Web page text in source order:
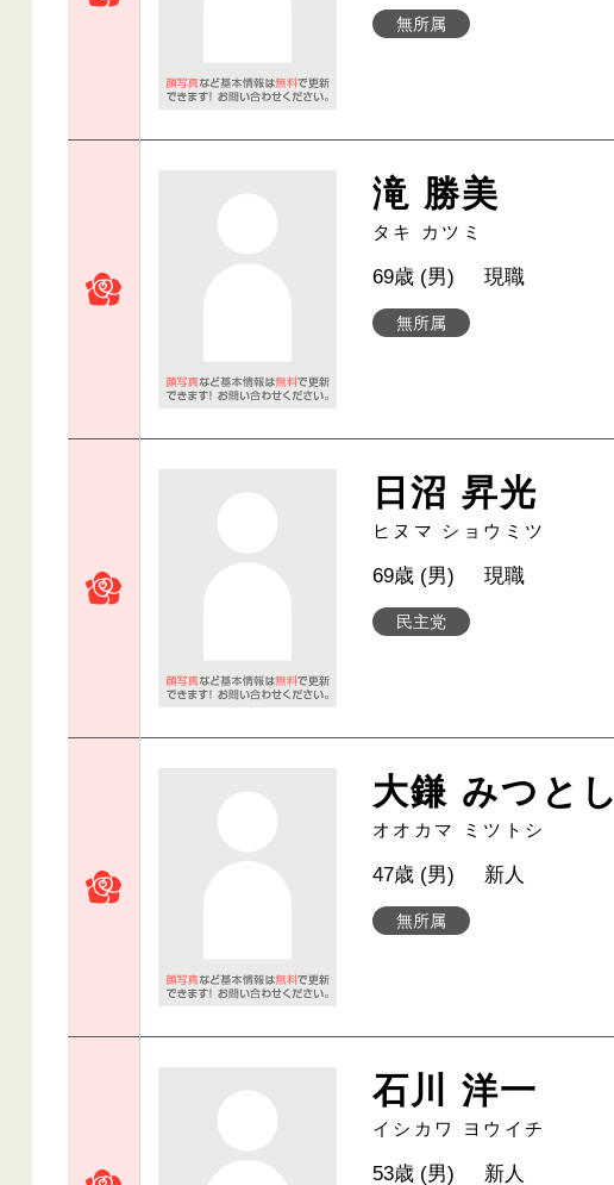
無所属
滝 勝美
タキ カツミ
無所属
69歳 (男) 現職
日沼 昇光
ヒヌマ ショウミツ
民主党
69歳 (男) 現職
大鎌 みつとし
オオカマ ミツトシ
無所属
47歳 (男) 新人
石川 洋一
イシカワ ヨウイチ
53歳 (男) 新人